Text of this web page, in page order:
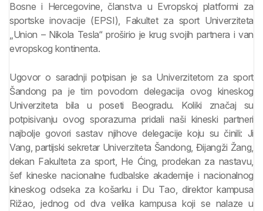
Bosne i Hercegovine, članstva u Evropskoj platformi za
sportske inovacije (EPSI), Fakultet za sport Univerziteta
„Union – Nikola Tesla“ proširio je krug svojih partnera i van
evropskog kontinenta.
Ugovor o saradnji potpisan je sa Univerzitetom za sport
Šandong pa je tim povodom delegacija ovog kineskog
Univerziteta bila u poseti Beogradu. Koliki značaj su
potpisivanju ovog sporazuma pridali naši kineski partneri
najbolje govori sastav njihove delegacije koju su činili: Ji
Vang, partijski sekretar Univerziteta Šandong, Đijangži Žang,
dekan Fakulteta za sport, He Ćing, prodekan za nastavu,
šef kineske nacionalne fudbalske akademije i nacionalnog
kineskog odseka za košarku i Du Tao, direktor kampusa
Rižao, jednog od dva velika kampusa koji se nalaze u